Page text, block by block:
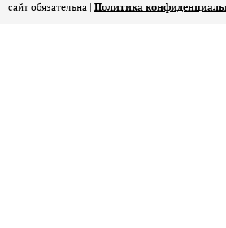
сайт обязательна | Политика